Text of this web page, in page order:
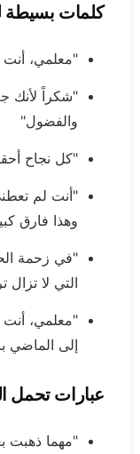
كلمات بسيطة
"معلمي، أنت
"شكراً لأنك
والفضول"
"كل نجاح
"أنت لم
وهذا فارق
"في زحمة
التي لا تزال
"معلمي، أنت
إلى الماضي
عبارات تحمل
"مهما ذهبت